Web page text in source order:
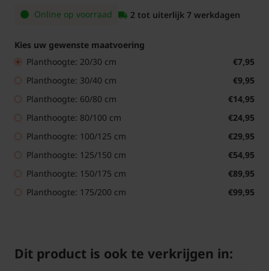
Online op voorraad
2 tot uiterlijk 7 werkdagen
Kies uw gewenste maatvoering
Planthoogte: 20/30 cm
€7,95
Planthoogte: 30/40 cm
€9,95
Planthoogte: 60/80 cm
€14,95
Planthoogte: 80/100 cm
€24,95
Planthoogte: 100/125 cm
€29,95
Planthoogte: 125/150 cm
€54,95
Planthoogte: 150/175 cm
€89,95
Planthoogte: 175/200 cm
€99,95
Dit product is ook te verkrijgen in: